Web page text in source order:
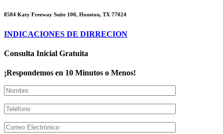
8584 Katy Freeway Suite 100, Houston, TX 77024
INDICACIONES DE DIRRECION
Consulta Inicial Gratuita
¡Respondemos en 10 Minutos o Menos!